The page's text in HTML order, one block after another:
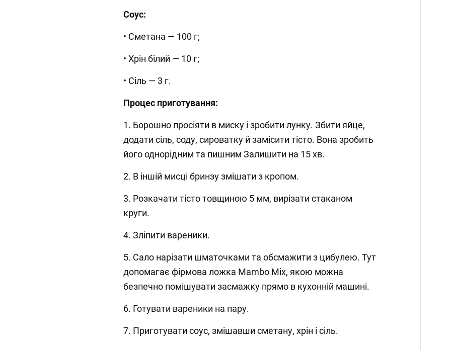
Соус:
• Сметана — 100 г;
• Хрін білий — 10 г;
• Сіль — 3 г.
Процес приготування:
1. Борошно просіяти в миску і зробити лунку. Збити яйце,
додати сіль, соду, сироватку й замісити тісто. Вона зробить
його однорідним та пишним Залишити на 15 хв.
2. В іншій мисці бринзу змішати з кропом.
3. Розкачати тісто товщиною 5 мм, вирізати стаканом
круги.
4. Зліпити вареники.
5. Сало нарізати шматочками та обсмажити з цибулею. Тут
допомагає фірмова ложка Mambo Mix, якою можна
безпечно помішувати засмажку прямо в кухонній машині.
6. Готувати вареники на пару.
7. Приготувати соус, змішавши сметану, хрін і сіль.